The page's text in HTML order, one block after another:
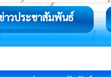
าวประชาสัมพันธ์